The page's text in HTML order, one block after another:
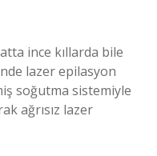
ince kıllarda bile
lazer epilasyon
soğutma sistemiyle
ağrısız lazer